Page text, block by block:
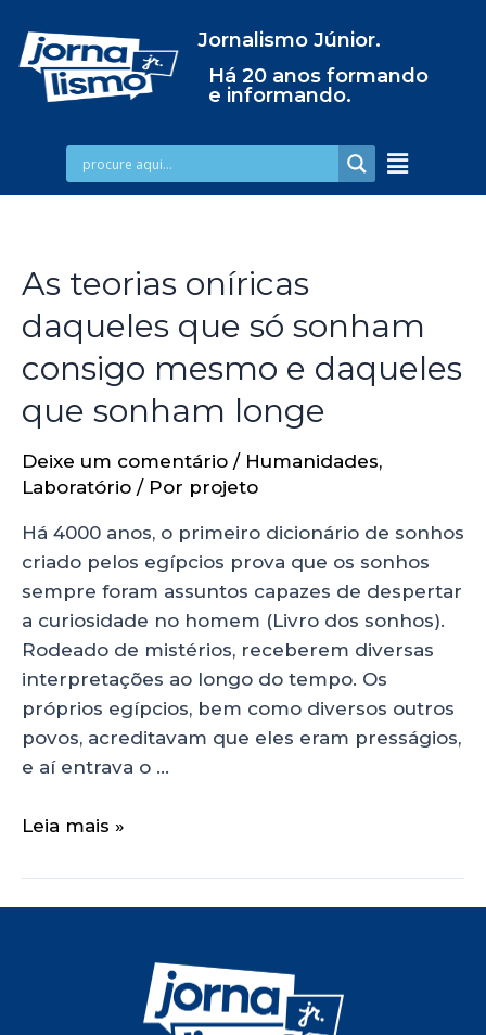
Jornalismo Júnior.
Há 20 anos formando
e informando.
As teorias oníricas
daqueles que só sonham
consigo mesmo e daqueles
que sonham longe
Deixe um comentário / Humanidades,
Laboratório / Por projeto
Há 4000 anos, o primeiro dicionário de sonhos
criado pelos egípcios prova que os sonhos
sempre foram assuntos capazes de despertar
a curiosidade no homem (Livro dos sonhos).
Rodeado de mistérios, receberem diversas
interpretações ao longo do tempo. Os
próprios egípcios, bem como diversos outros
povos, acreditavam que eles eram presságios,
e aí entrava o …
Leia mais »